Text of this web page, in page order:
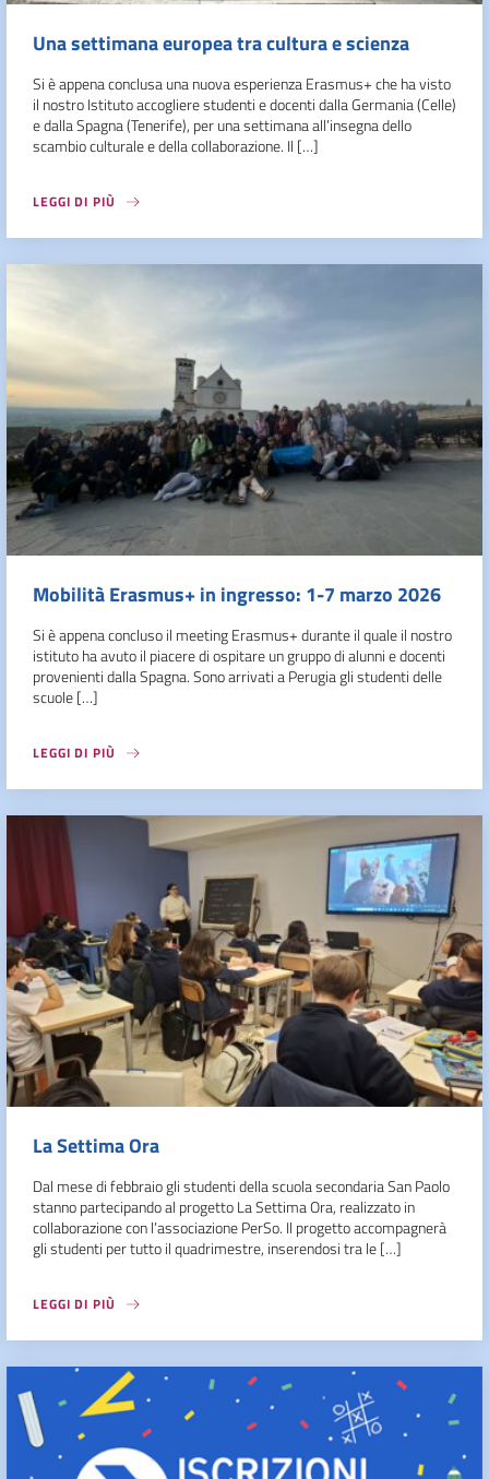
Una settimana europea tra cultura e scienza
Si è appena conclusa una nuova esperienza Erasmus+ che ha visto
il nostro Istituto accogliere studenti e docenti dalla Germania (Celle)
e dalla Spagna (Tenerife), per una settimana all’insegna dello
scambio culturale e della collaborazione. Il […]
LEGGI DI PIÙ
Mobilità Erasmus+ in ingresso: 1-7 marzo 2026
Si è appena concluso il meeting Erasmus+ durante il quale il nostro
istituto ha avuto il piacere di ospitare un gruppo di alunni e docenti
provenienti dalla Spagna. Sono arrivati a Perugia gli studenti delle
scuole […]
LEGGI DI PIÙ
La Settima Ora
Dal mese di febbraio gli studenti della scuola secondaria San Paolo
stanno partecipando al progetto La Settima Ora, realizzato in
collaborazione con l’associazione PerSo. Il progetto accompagnerà
gli studenti per tutto il quadrimestre, inserendosi tra le […]
LEGGI DI PIÙ